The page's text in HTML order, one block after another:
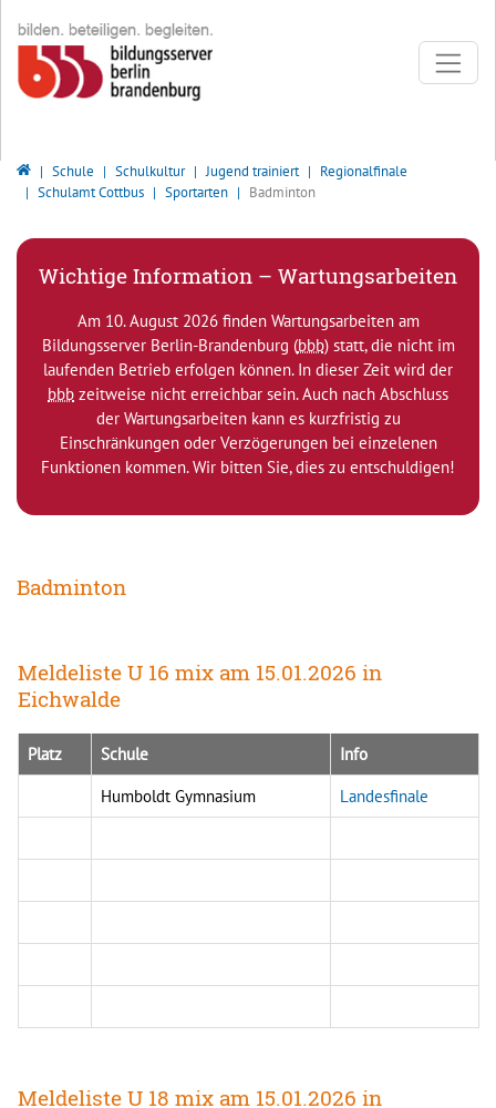
Bildungsserver Berlin - Brandenburg
Schule Schulkultur Jugend trainiert
Regionalfinale
Schulamt Cottbus
Sportarten Badminton
Wichtige Information – Wartungsarbeiten
Am 10. August 2026 finden Wartungsarbeiten am
Bildungsserver Berlin-Brandenburg (bbb) statt, die nicht im
laufenden Betrieb erfolgen können. In dieser Zeit wird der
bbb zeitweise nicht erreichbar sein. Auch nach Abschluss
der Wartungsarbeiten kann es kurzfristig zu
Einschränkungen oder Verzögerungen bei einzelenen
Funktionen kommen. Wir bitten Sie, dies zu entschuldigen!
Badminton
Meldeliste U 16 mix am 15.01.2026 in
Eichwalde
Platz Schule
Info
Humboldt Gymnasium
Landesfinale
Meldeliste U 18 mix am 15.01.2026 in